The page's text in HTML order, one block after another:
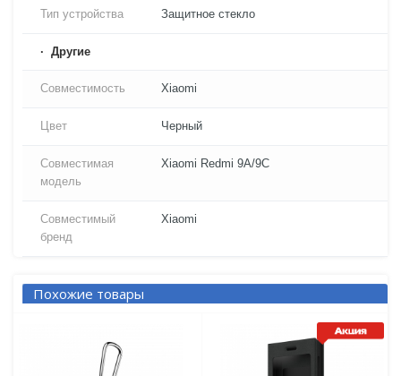
Тип устройства Защитное стекло
Другие
Совместимость Xiaomi
Цвет Черный
Совместимая
модель
Xiaomi Redmi 9A/9C
Совместимый
бренд
Xiaomi
Похожие товары